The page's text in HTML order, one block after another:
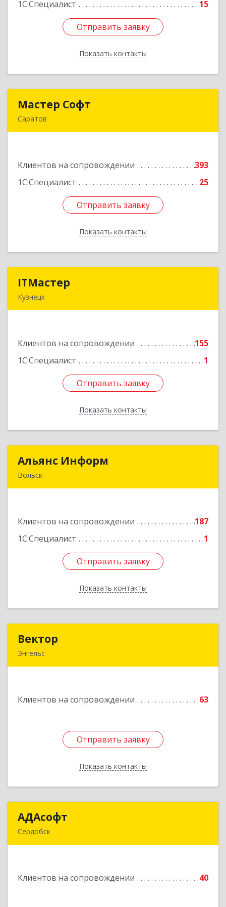
1С:Специалист 15
Отправить заявку
Показать контакты
Отправить заявку
Назад
Мастер Софт
Саратов
Клиентов на сопровождении
393
1С:Специалист
25
Отправить заявку
Показать контакты
Подробнее
Отправить заявку
Назад
ITМастер
Кузнецк
Клиентов на сопровождении
155
1С:Специалист
1
Отправить заявку
Показать контакты
Подробнее
Отправить заявку
Назад
Альянс Информ
Вольск
Клиентов на сопровождении
187
1С:Специалист
1
Отправить заявку
Показать контакты
Подробнее
Отправить заявку
Назад
Вектор
Энгельс
Клиентов на сопровождении 63
Отправить заявку
Показать контакты
Подробнее
Отправить заявку
Назад
АДАсофт
Сердобск
Клиентов на сопровождении 40
Подробнее